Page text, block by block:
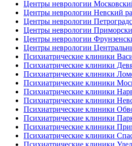
Центры неврологии
Центры неврологии Невский
Центры неврологии
Центры неврологии
Центры неврологии
Центры неврологии
Психиатрические клиники
Психиатрические клиники
Психиатрические клиники
Психиатрические клиники
Психиатрические клиники
Психиатрические клиники
Психиатрические клиники
Психиатрические клиники
Психиатрические клиники
Психиатрические клиники
Психиатрические клиники